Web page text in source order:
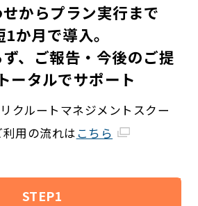
からプラン実行まで
1か月で導入。
、ご報告・今後のご提
ータルでサポート
クルートマネジメントスクー
用の流れは こちら
STEP1